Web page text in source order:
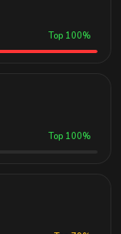
Top 100%
Top 100%